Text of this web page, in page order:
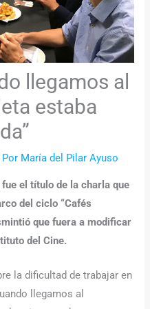
llegamos al
estaba
María del Pilar Ayuso
el título de la charla que
del ciclo “Cafés
que fuera a modificar
del Cine.
la dificultad de trabajar en
llegamos al